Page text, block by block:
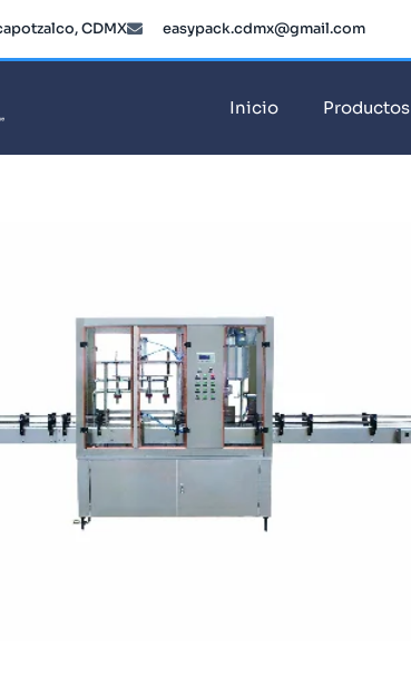
CDMX easypack.cdmx@gmail.com
Inicio Productos